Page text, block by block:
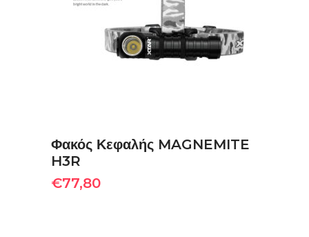
ΠΡΟΣΘΉΚΗ ΣΤΟ ΚΑΛΆΘΙ
Φακός Κεφαλής MAGNEMITE
H3R
€77,80